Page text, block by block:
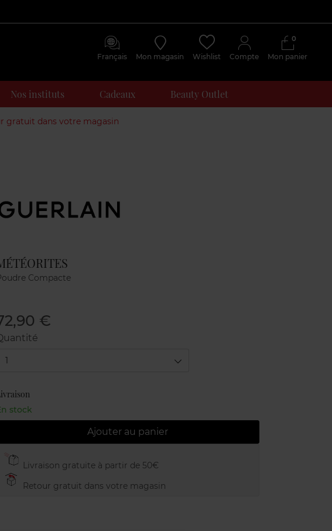
Français Mon magasin Wishlist Compte Mon panier
0
Nos instituts Cadeaux Beauty Outlet
gratuit dans votre magasin
Compacte
€
1
stock
Ajouter au panier
Livraison gratuite à partir de 50€
Retour gratuit dans votre magasin